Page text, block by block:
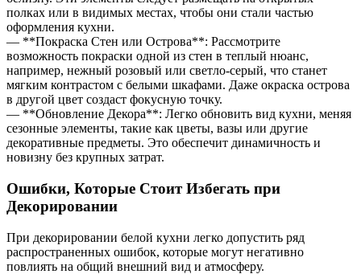
полках или в видимых местах, чтобы они стали частью
оформления кухни.
— **Покраска Стен или Острова**: Рассмотрите
возможность покраски одной из стен в теплый нюанс,
например, нежный розовый или светло-серый, что станет
мягким контрастом с белыми шкафами. Даже окраска острова
в другой цвет создаст фокусную точку.
— **Обновление Декора**: Легко обновить вид кухни, меняя
сезонные элементы, такие как цветы, вазы или другие
декоративные предметы. Это обеспечит динамичность и
новизну без крупных затрат.
Ошибки, Которые Стоит Избегать при
Декорировании
При декорировании белой кухни легко допустить ряд
распространенных ошибок, которые могут негативно
повлиять на общий внешний вид и атмосферу.